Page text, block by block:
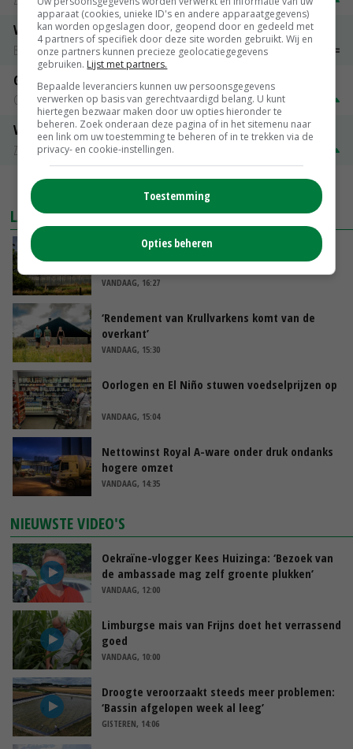
Vleeskuikens 2001-2600 gr
Barneveld
€ 1,09
€ 1,11
Gerst
Groningen
€ 197,00
Volle melkpoeder
Zuivel NL
LAATSTE NIEUWS
Kamervragen over onttrekkingsverbod,
minister spreekt van ‘ondernemersrisico’
VANDAAG, 16:27
‘Rendement van Krullvarkens komt van de
overkant’
VANDAAG, 15:30
Oorlogen en El Niño stuwen voedselprijzen op
VANDAAG, 15:04
Nettowinst Royal A-ware onder druk ondanks
hogere omzet
VANDAAG, 14:35
NIEUWSTE VIDEO'S
Oekraïne-vlogger Kees Huizinga: ‘Bezoek van
de ambassade mag zelf groente plukken’
VANDAAG, 12:00
Limburgse mais van Frijns doet het verrassend
goed
VANDAAG, 10:00
Droogte veroorzaakt steeds meer problemen:
‘Bassin afgelopen week al leeg’
GISTEREN, 14:06
apparaat (cookies, unieke ID's en andere apparaatgegevens)
kan worden opgeslagen door, geopend door en gedeeld met
4 partners of specifiek door deze site worden gebruikt. Wij en
onze partners kunnen precieze geolocatiegegevens
gebruiken. Lijst met partners.
Bepaalde leveranciers kunnen uw persoonsgegevens
verwerken op basis van gerechtvaardigd belang. U kunt
hiertegen bezwaar maken door uw opties hieronder te
beheren. Zoek onderaan deze pagina of in het sitemenu naar
een link om uw toestemming te beheren of in te trekken via de
privacy- en cookie-instellingen.
Toestemming
Opties beheren